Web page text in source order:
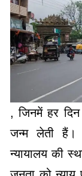
, जिनमें हर
जन्म लेती हैं।
न्यायालय की